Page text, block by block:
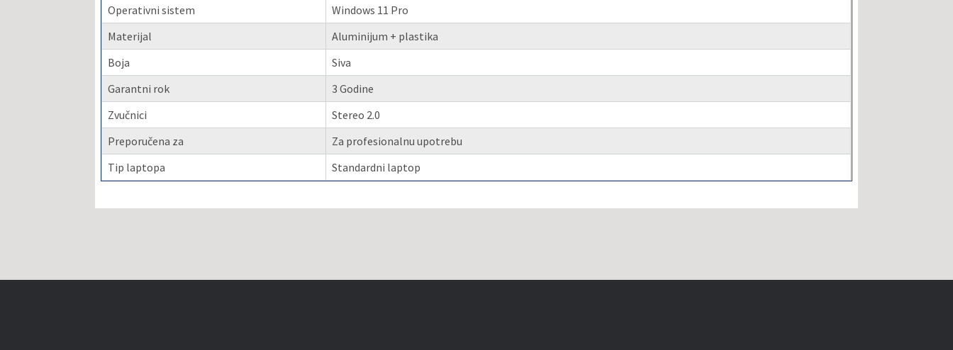
Operativni sistem
Windows 11 Pro
Materijal
Aluminijum + plastika
Boja
Siva
Garantni rok
3 Godine
Zvučnici
Stereo 2.0
Preporučena za
Za profesionalnu upotrebu
Tip laptopa
Standardni laptop